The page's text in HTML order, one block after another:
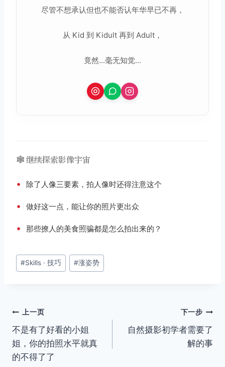
尽管不想承认但也不能否认年华早已不再，
从 Kid 到 Kidult 再到 Adult，
竟然...毫无知觉...
🕸️ 继续探索影像宇宙
• 除了人像三要素，拍人像时还得注意这个
• 做好这一点，能让你的照片更出众
• 那些撩人的美食照骗都是怎么拍出来的？
文
章
#Skills · 技巧 #涨姿势
文
章
导
上一页
不是有了好看的小姐
姐，你的拍照水平就真
的不得了了
下一步
自然摄影初学者需要了
解的事